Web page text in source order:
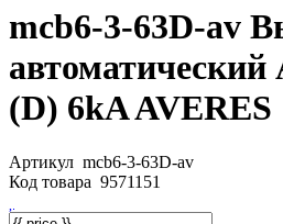
mcb6-3-63D-av
автоматический
(D) 6kA AVERES
Артикул mcb6-3-63D-av
Код товара 9571151